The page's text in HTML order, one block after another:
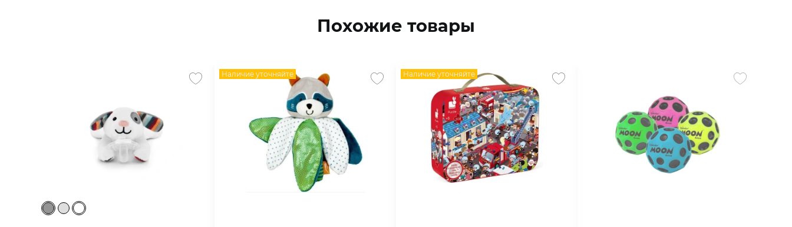
Похожие товары
Наличие уточняйте Наличие уточняйте